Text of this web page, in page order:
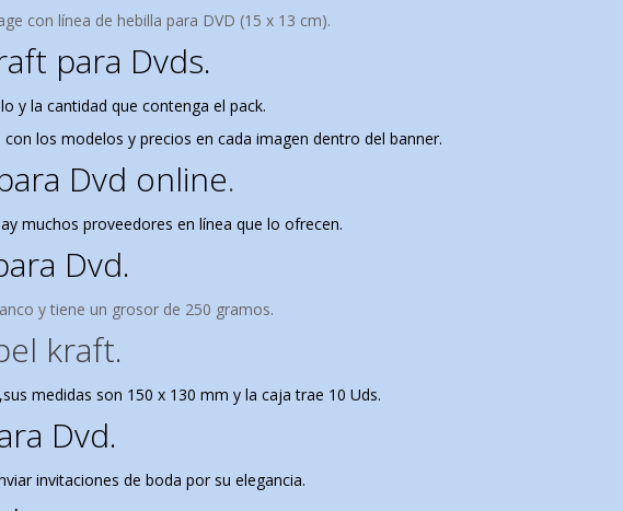
con línea de hebilla para DVD (15 x 13 cm).
para Dvds.
y la cantidad que contenga el pack.
los modelos y precios en cada imagen dentro del banner.
Dvd online.
muchos proveedores en línea que lo ofrecen.
Dvd.
y tiene un grosor de 250 gramos.
kraft.
medidas son 150 x 130 mm y la caja trae 10 Uds.
Dvd.
invitaciones de boda por su elegancia.